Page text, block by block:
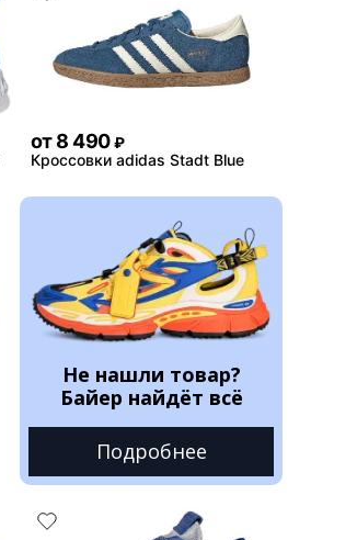
от8 490 ₽
Кроссовки adidas Stadt Blue
Не нашли товар?
Байер найдёт всё
Подробнее